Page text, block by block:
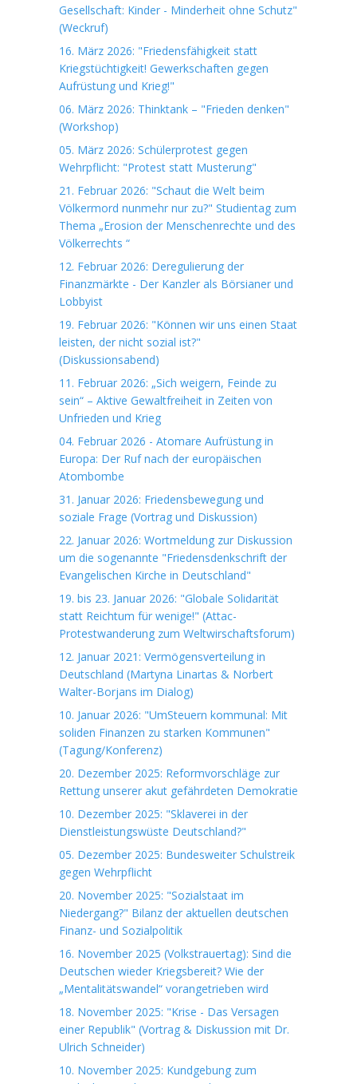
Gesellschaft: Kinder - Minderheit ohne Schutz"
(Weckruf)
16. März 2026: "Friedensfähigkeit statt
Kriegstüchtigkeit! Gewerkschaften gegen
Aufrüstung und Krieg!"
06. März 2026: Thinktank – "Frieden denken"
(Workshop)
05. März 2026: Schülerprotest gegen
Wehrpflicht: "Protest statt Musterung"
21. Februar 2026: "Schaut die Welt beim
Völkermord nunmehr nur zu?" Studientag zum
Thema „Erosion der Menschenrechte und des
Völkerrechts “
12. Februar 2026: Deregulierung der
Finanzmärkte - Der Kanzler als Börsianer und
Lobbyist
19. Februar 2026: "Können wir uns einen Staat
leisten, der nicht sozial ist?"
(Diskussionsabend)
11. Februar 2026: „Sich weigern, Feinde zu
sein“ – Aktive Gewaltfreiheit in Zeiten von
Unfrieden und Krieg
04. Februar 2026 - Atomare Aufrüstung in
Europa: Der Ruf nach der europäischen
Atombombe
31. Januar 2026: Friedensbewegung und
soziale Frage (Vortrag und Diskussion)
22. Januar 2026: Wortmeldung zur Diskussion
um die sogenannte "Friedensdenkschrift der
Evangelischen Kirche in Deutschland"
19. bis 23. Januar 2026: "Globale Solidarität
statt Reichtum für wenige!" (Attac-
Protestwanderung zum Weltwirschaftsforum)
12. Januar 2021: Vermögensverteilung in
Deutschland (Martyna Linartas & Norbert
Walter-Borjans im Dialog)
10. Januar 2026: "UmSteuern kommunal: Mit
soliden Finanzen zu starken Kommunen"
(Tagung/Konferenz)
20. Dezember 2025: Reformvorschläge zur
Rettung unserer akut gefährdeten Demokratie
10. Dezember 2025: "Sklaverei in der
Dienstleistungswüste Deutschland?"
05. Dezember 2025: Bundesweiter Schulstreik
gegen Wehrpflicht
20. November 2025: "Sozialstaat im
Niedergang?" Bilanz der aktuellen deutschen
Finanz- und Sozialpolitik
16. November 2025 (Volkstrauertag): Sind die
Deutschen wieder Kriegsbereit? Wie der
„Mentalitätswandel“ vorangetrieben wird
18. November 2025: "Krise - Das Versagen
einer Republik" (Vortrag & Diskussion mit Dr.
Ulrich Schneider)
10. November 2025: Kundgebung zum